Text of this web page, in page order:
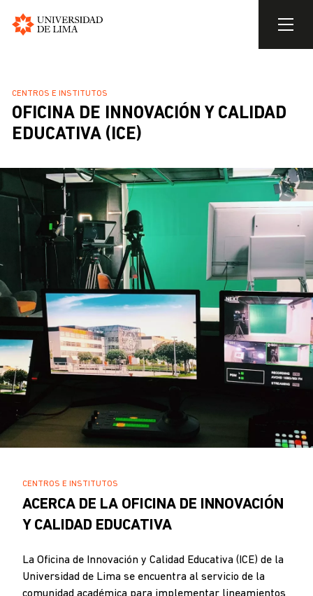
contenido
principal
SOBRESCRIBIR
ENLACES
DE
A
LA
NAVEGACIÓN
CENTROS E INSTITUTOS
OFICINA DE INNOVACIÓN Y CALIDAD
EDUCATIVA (ICE)
.SOBRESCRIBIR
ENLACES
DE
A
LA
CENTROS E INSTITUTOS
ACERCA DE LA OFICINA DE INNOVACIÓN
Y CALIDAD EDUCATIVA
La Oficina de Innovación y Calidad Educativa (ICE) de la
Universidad de Lima se encuentra al servicio de la